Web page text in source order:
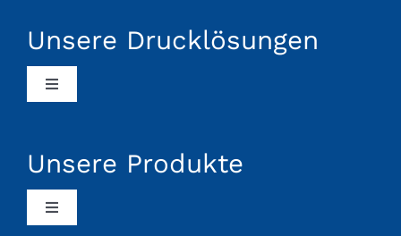
Unsere Drucklösungen
Toggle
Logistik-Branche
Unsere Produkte
Toggle